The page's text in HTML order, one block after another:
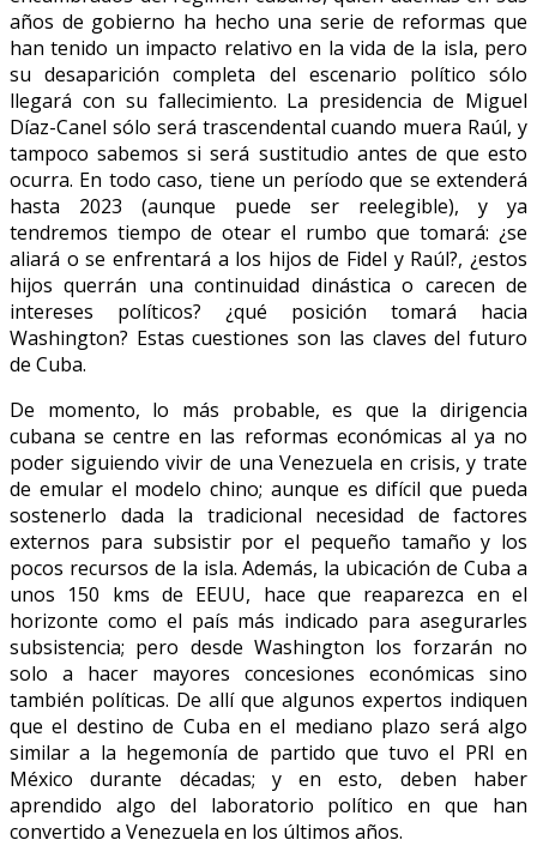
años de gobierno ha hecho una serie de reformas que
han tenido un impacto relativo en la vida de la isla, pero
su desaparición completa del escenario político sólo
llegará con su fallecimiento. La presidencia de Miguel
Díaz-Canel sólo será trascendental cuando muera Raúl, y
tampoco sabemos si será sustitudio antes de que esto
ocurra. En todo caso, tiene un período que se extenderá
hasta 2023 (aunque puede ser reelegible), y ya
tendremos tiempo de otear el rumbo que tomará: ¿se
aliará o se enfrentará a los hijos de Fidel y Raúl?, ¿estos
hijos querrán una continuidad dinástica o carecen de
intereses políticos? ¿qué posición tomará hacia
Washington? Estas cuestiones son las claves del futuro
de Cuba.
De momento, lo más probable, es que la dirigencia
cubana se centre en las reformas económicas al ya no
poder siguiendo vivir de una Venezuela en crisis, y trate
de emular el modelo chino; aunque es difícil que pueda
sostenerlo dada la tradicional necesidad de factores
externos para subsistir por el pequeño tamaño y los
pocos recursos de la isla. Además, la ubicación de Cuba a
unos 150 kms de EEUU, hace que reaparezca en el
horizonte como el país más indicado para asegurarles
subsistencia; pero desde Washington los forzarán no
solo a hacer mayores concesiones económicas sino
también políticas. De allí que algunos expertos indiquen
que el destino de Cuba en el mediano plazo será algo
similar a la hegemonía de partido que tuvo el PRI en
México durante décadas; y en esto, deben haber
aprendido algo del laboratorio político en que han
convertido a Venezuela en los últimos años.